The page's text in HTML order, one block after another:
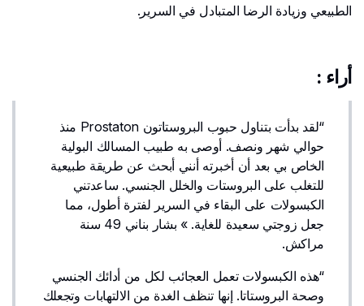
الطبيعي وزيادة الرضا المتبادل في السرير.
أراء :
“لقد بدأت بتناول حبوب البروستاتون Prostaton منذ
حوالي شهر ونصف. أوصى به طبيب المسالك البولية
الخاص بي بعد أن أخبرته أنني أبحث عن طريقة طبيعية
للتغلب على البروستات والخلل الجنسي. ساعدتني
الكبسولات على البقاء في السرير لفترة أطول، مما
جعل زوجتي سعيدة للغاية. » بشار بناني 49 سنة
مراكش.
“هذه الكبسولات تعمل العجائب لكل من أدائك الجنسي
وصحة البروستاتا. إنها تنظف الغدة من الالتهابات وتجعلك